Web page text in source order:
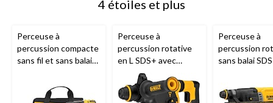
4 étoiles et plus
Perceuse à
percussion compacte
sans fil et sans balais
DCD798D1 20 V
MAX
Perceuse à
percussion rotative
en L SDS+ avec
amortisseur
D25333K, 1-1/8 po
Perceuse à
percussion
sans balai
20 V MAX